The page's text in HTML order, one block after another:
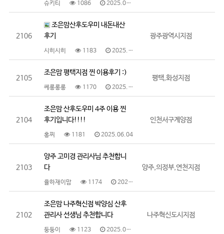
슈키티 1086 2025.06.09
2106
조은맘산후도우미 내돈내산
후기
시히시히 1183 2025.06.09
광주광역시지점
2105
조은맘 평택지점 찐 이용후기 :)
쎄롱롱롱 1170 2025.06.05
평택,화성지점
2104
조은맘 산후도우미 4주 이용 찐
후기입니다!!!!
홍찌 1181 2025.06.04
인천서구계양점
2103
양주 고미경 관리사님 추천합니
다
율하재이맘 1174 2025.05.30
양주,의정부,연천지점
2102
조은맘 나주혁신점 박양심 산후
관리사 선생님 추천합니다
둥둥이 1123 2025.05.30
나주혁신도시지점